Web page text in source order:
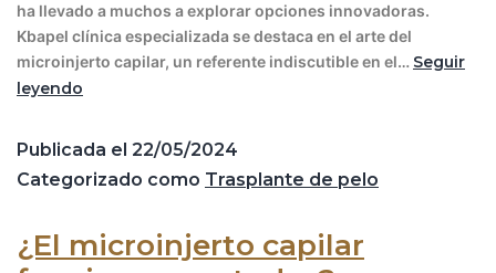
ha llevado a muchos a explorar opciones innovadoras.
Kbapel clínica especializada se destaca en el arte del
microinjerto capilar, un referente indiscutible en el… Seguir
leyendo
Publicada el 22/05/2024
Categorizado como Trasplante de pelo
¿El microinjerto capilar